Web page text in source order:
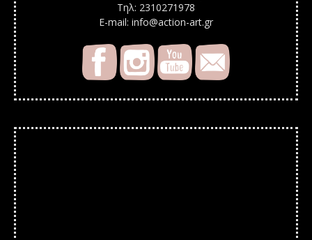
Τηλ: 2310271978
E-mail: info@action-art.gr